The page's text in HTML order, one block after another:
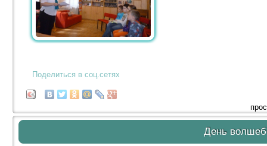
Поделиться в соц.сетях
День